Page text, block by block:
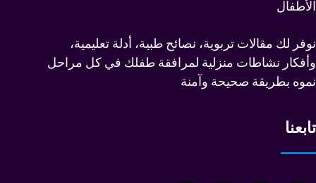
الأطفال
نوفر لك مقالات تربوية، نصائح طبية، أدلة تعليمية،
وأفكار نشاطات منزلية لمرافقة طفلك في كل مراحل
نموه بطريقة صحيحة وآمنة
تابعنا